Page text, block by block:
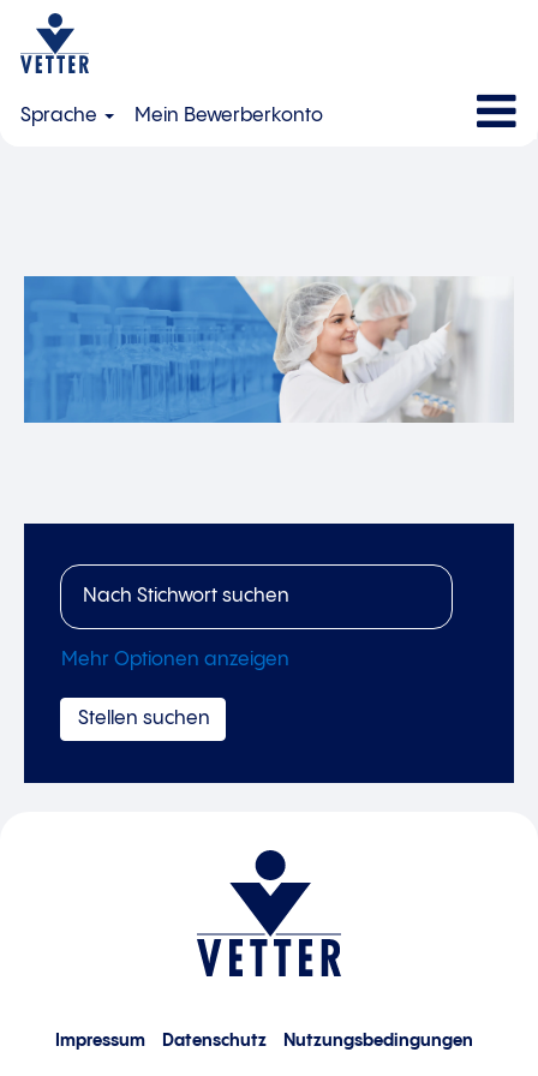
Sprache Mein Bewerberkonto
Mehr Optionen anzeigen
Impressum Datenschutz Nutzungsbedingungen